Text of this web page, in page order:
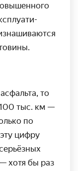
то
тыс. км —
по
цифру
хотя бы раз